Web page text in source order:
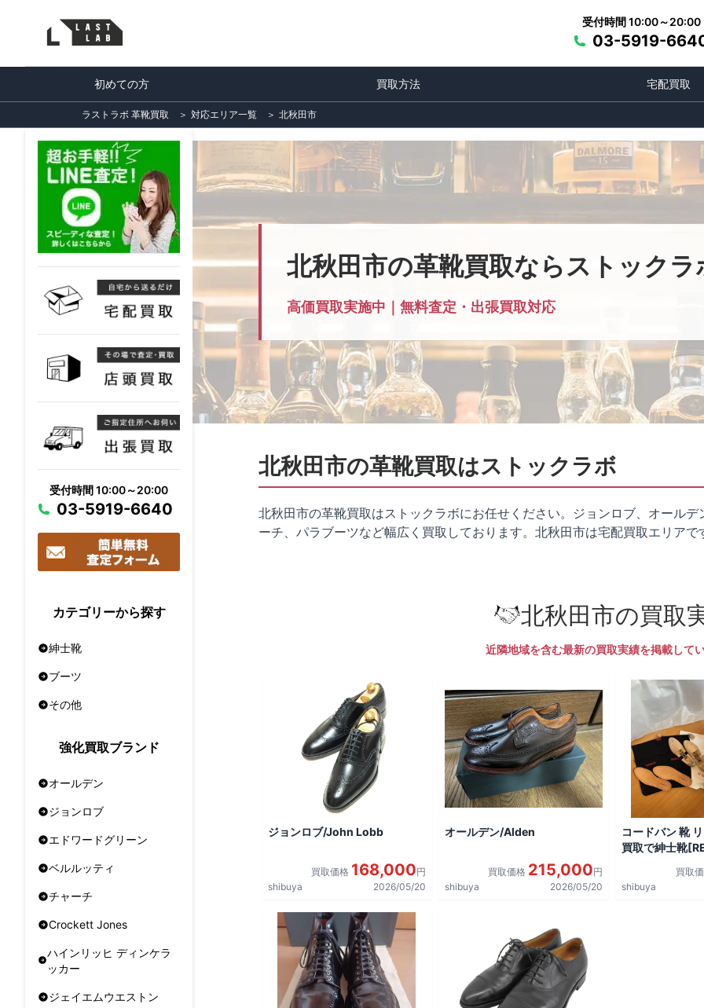
受付時間 10:00～20:00
03-5919-
初めての方 買取方法 宅配買取
ラストラボ 革靴買取 ＞ 対応エリア一覧 ＞ 北秋田市
受付時間 10:00～20:00
03-5919-6640
カテゴリーから探す
紳士靴
ブーツ
その他
強化買取ブランド
オールデン
ジョンロブ
エドワードグリーン
ベルルッティ
チャーチ
Crockett Jones
ハインリッヒ ディンケラ
ッカー
ジェイエムウエストン
北秋田市の革靴買取ならストックラ
高価買取実施中｜無料査定・出張買取対応
北秋田市の革靴買取はストックラボ
北秋田市の革靴買取はストックラボにお任せください。ジョンロブ、オール
ーチ、パラブーツなど幅広く買取しております。北秋田市は宅配買取エリアで
北秋田市の買取
近隣地域を含む最新の買取実績を掲載して
ジョンロブ/John Lobb
買取価格 168,000円
shibuya
2026/05/20
オールデン/Alden
買取価格 215,000円
shibuya
2026/05/20
コードバン 靴
買取で紳士靴
買取
shibuya